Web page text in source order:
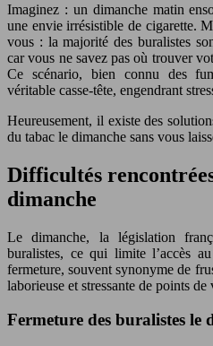
Imaginez : un dimanche matin
une envie irrésistible de cigarette.
vous : la majorité des buralistes
car vous ne savez pas où trouver
Ce scénario, bien connu des
véritable casse-tête, engendrant
Heureusement, il existe des
du tabac le dimanche sans vous
Difficultés
dimanche
Le dimanche, la législation
buralistes, ce qui limite l’accès
fermeture, souvent synonyme de
laborieuse et stressante de points de
Fermeture des buralistes le